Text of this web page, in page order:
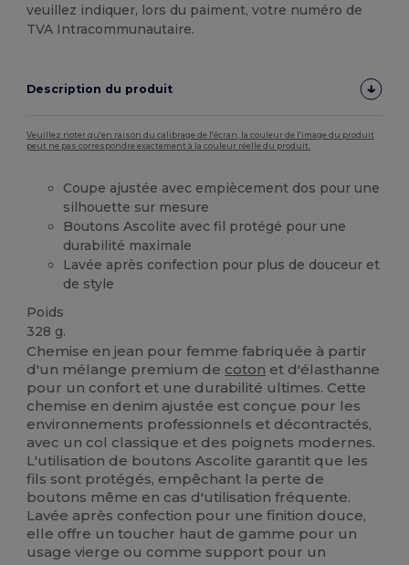
veuillez indiquer, lors du paiment, votre numéro de
TVA Intracommunautaire.
Description du produit
Veuillez noter qu'en raison du calibrage de l'écran, la couleur de l'image du produit
peut ne pas correspondre exactement à la couleur réelle du produit.
Coupe ajustée avec empiècement dos pour une
silhouette sur mesure
Boutons Ascolite avec fil protégé pour une
durabilité maximale
Lavée après confection pour plus de douceur et
de style
Poids
328 g.
Chemise en jean pour femme fabriquée à partir
d'un mélange premium de coton et d'élasthanne
pour un confort et une durabilité ultimes. Cette
chemise en denim ajustée est conçue pour les
environnements professionnels et décontractés,
avec un col classique et des poignets modernes.
L'utilisation de boutons Ascolite garantit que les
fils sont protégés, empêchant la perte de
boutons même en cas d'utilisation fréquente.
Lavée après confection pour une finition douce,
elle offre un toucher haut de gamme pour un
usage vierge ou comme support pour un